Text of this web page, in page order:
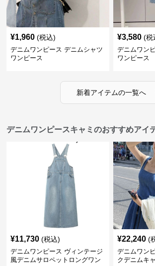
¥1,960 (税込)
デニムワンピース デニムシャツ
ワンピース
¥3,580 (税
デニムワン
ワンピース
新着アイテムの一覧へ
デニムワンピースキャミのおすすめアイ
¥11,730 (税込)
デニムワンピース ヴィンテージ
風デニムサロペットロングワン
¥22,240 (
デニムワン
クデニムキ